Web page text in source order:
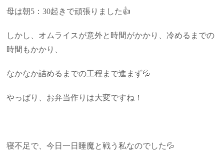
母は朝5：30起きで頑張りました👍
しかし、オムライスが意外と時間がかかり、冷めるまでの
時間もかかり、
なかなか詰めるまでの工程まで進まず💦
やっぱり、お弁当作りは大変ですね！
寝不足で、今日一日睡魔と戦う私なのでした💦